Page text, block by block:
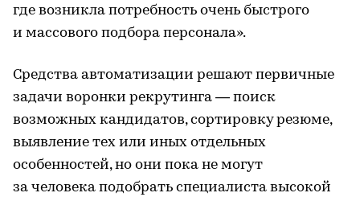
где возникла потребность очень быстрого
и массового подбора персонала».
Средства автоматизации решают первичные
задачи воронки рекрутинга — поиск
возможных кандидатов, сортировку резюме,
выявление тех или иных отдельных
особенностей, но они пока не могут
за человека подобрать специалиста высокой